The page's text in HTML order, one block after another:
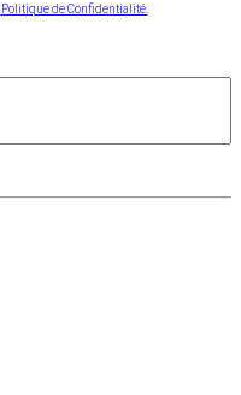
Politique de Confidentialité.